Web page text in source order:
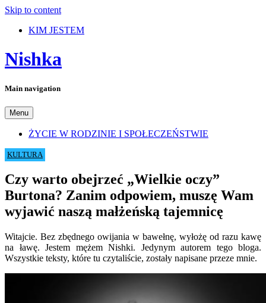
Skip to content
KIM JESTEM
Nishka
Main navigation
Menu
ŻYCIE W RODZINIE I SPOŁECZEŃSTWIE
KULTURA
Czy warto obejrzeć „Wielkie oczy”
Burtona? Zanim odpowiem, muszę Wam
wyjawić naszą małżeńską tajemnicę
Witajcie. Bez zbędnego owijania w bawełnę, wyłożę od razu kawę
na ławę. Jestem mężem Nishki. Jedynym autorem tego bloga.
Wszystkie teksty, które tu czytaliście, zostały napisane przeze mnie.